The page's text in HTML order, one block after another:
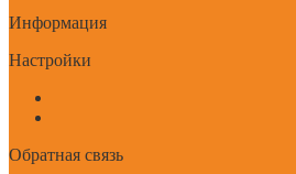
Информация
Настройки
Обратная связь